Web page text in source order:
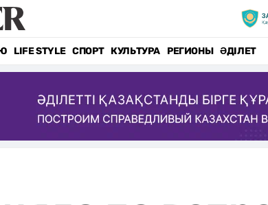
LIFE STYLE СПОРТ КУЛЬТУРА РЕГИОНЫ ӘДІЛЕТ